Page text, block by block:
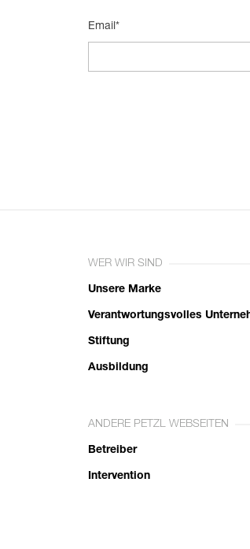
Email*
WER WIR SIND
Unsere Marke
Verantwortungsvolles
Stiftung
Ausbildung
ANDERE PETZL WEBSEITEN
Betreiber
Intervention